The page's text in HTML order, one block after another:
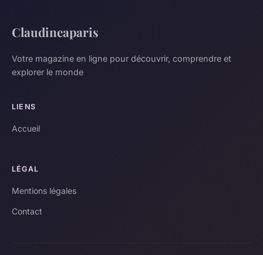
Claudineaparis
Votre magazine en ligne pour découvrir, comprendre et
explorer le monde
LIENS
Accueil
LÉGAL
Mentions légales
Contact